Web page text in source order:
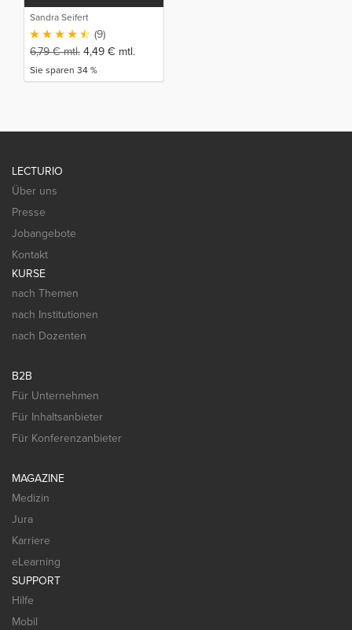
Sandra Seifert
(9)
6,79€mtl. 4,49 € mtl.
Sie sparen 34 %
LECTURIO
Über uns
Presse
Jobangebote
Kontakt
KURSE
nach Themen
nach Institutionen
nach Dozenten
B2B
Für Unternehmen
Für Inhaltsanbieter
Für Konferenzanbieter
MAGAZINE
Medizin
Jura
Karriere
eLearning
SUPPORT
Hilfe
Mobil